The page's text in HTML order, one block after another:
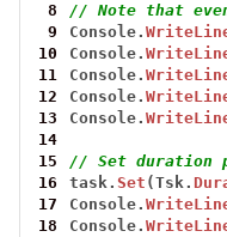
8
// Note that
9
Console.
10
Console.
11
Console.
12
Console.
13
Console.
14
15
// Set duration
16
task.Set (Tsk.
17
Console.
18
Console.